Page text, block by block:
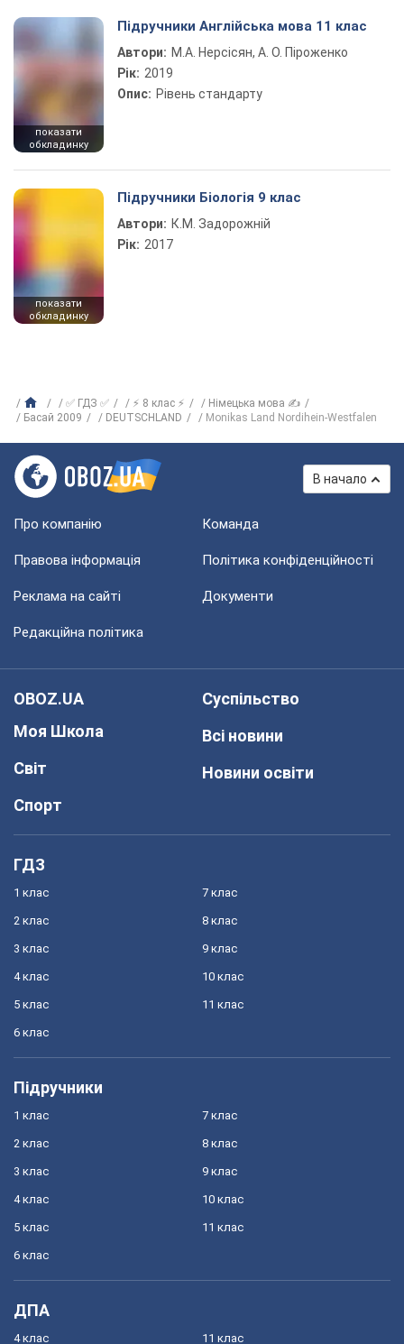
показати
обкладинку
Підручники Англійська мова 11 клас
Автори: М.А. Нерсісян, А. О. Піроженко
Рік: 2019
Опис: Рівень стандарту
показати
обкладинку
Підручники Біологія 9 клас
Автори: К.М. Задорожній
Рік: 2017
✅ ГДЗ ✅ ⚡ 8 клас ⚡
Німецька мова ✍
Басай 2009
DEUTSCHLAND Monikas Land Nordihein-Westfalen
В начало
Про компанію Команда
Правова інформація Політика конфіденційності
Реклама на сайті Документи
Редакційна політика
OBOZ.UA
Моя Школа
Світ
Спорт
Суспільство
Всі новини
Новини освіти
ГДЗ
1 клас
2 клас
3 клас
4 клас
5 клас
6 клас
7 клас
8 клас
9 клас
10 клас
11 клас
Підручники
1 клас
2 клас
3 клас
4 клас
5 клас
6 клас
7 клас
8 клас
9 клас
10 клас
11 клас
ДПА
4 клас 11 клас